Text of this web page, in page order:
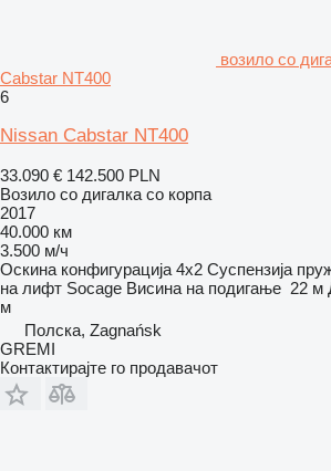
возило со
Cabstar NT400
6
Nissan Cabstar NT400
33.090 € 142.500 PLN
Возило со дигалка со корпа
2017
40.000 км
3.500 м/ч
Оскина конфигурација 4x2 Суспензија
на лифт Socage Висина на подигање 22 м
м
Полска, Zagnańsk
GREMI
Контактирајте го продавачот